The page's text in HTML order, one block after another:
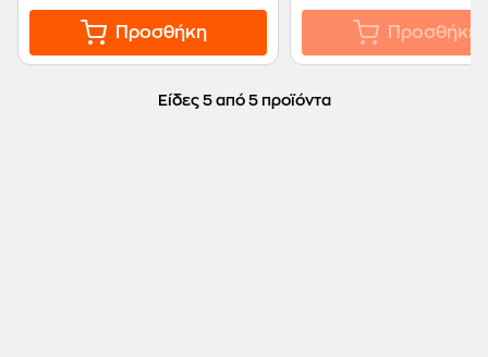
Προσθήκη Προσθήκη
Είδες 5 από 5 προϊόντα